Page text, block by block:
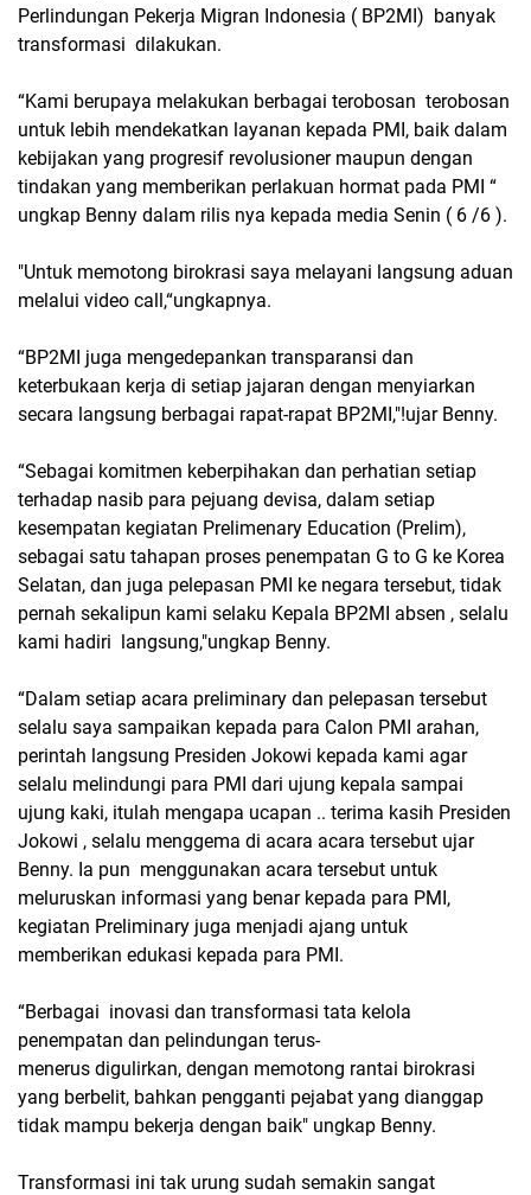
Perlindungan Pekerja Migran Indonesia ( BP2MI) banyak
transformasi dilakukan.
“Kami berupaya melakukan berbagai terobosan terobosan
untuk lebih mendekatkan layanan kepada PMI, baik dalam
kebijakan yang progresif revolusioner maupun dengan
tindakan yang memberikan perlakuan hormat pada PMI “
ungkap Benny dalam rilis nya kepada media Senin ( 6 /6 ).
"Untuk memotong birokrasi saya melayani langsung aduan
melalui video call,“ungkapnya.
“BP2MI juga mengedepankan transparansi dan
keterbukaan kerja di setiap jajaran dengan menyiarkan
secara langsung berbagai rapat-rapat BP2MI,"!ujar Benny.
“Sebagai komitmen keberpihakan dan perhatian setiap
terhadap nasib para pejuang devisa, dalam setiap
kesempatan kegiatan Prelimenary Education (Prelim),
sebagai satu tahapan proses penempatan G to G ke Korea
Selatan, dan juga pelepasan PMI ke negara tersebut, tidak
pernah sekalipun kami selaku Kepala BP2MI absen , selalu
kami hadiri langsung,"ungkap Benny.
“Dalam setiap acara preliminary dan pelepasan tersebut
selalu saya sampaikan kepada para Calon PMI arahan,
perintah langsung Presiden Jokowi kepada kami agar
selalu melindungi para PMI dari ujung kepala sampai
ujung kaki, itulah mengapa ucapan .. terima kasih Presiden
Jokowi , selalu menggema di acara acara tersebut ujar
Benny. Ia pun menggunakan acara tersebut untuk
meluruskan informasi yang benar kepada para PMI,
kegiatan Preliminary juga menjadi ajang untuk
memberikan edukasi kepada para PMI.
“Berbagai inovasi dan transformasi tata kelola
penempatan dan pelindungan terus-
menerus digulirkan, dengan memotong rantai birokrasi
yang berbelit, bahkan pengganti pejabat yang dianggap
tidak mampu bekerja dengan baik" ungkap Benny.
Transformasi ini tak urung sudah semakin sangat